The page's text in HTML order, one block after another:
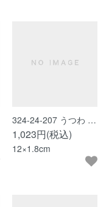
324-24-207 うつわ …
1,023円(税込)
12×1.8cm